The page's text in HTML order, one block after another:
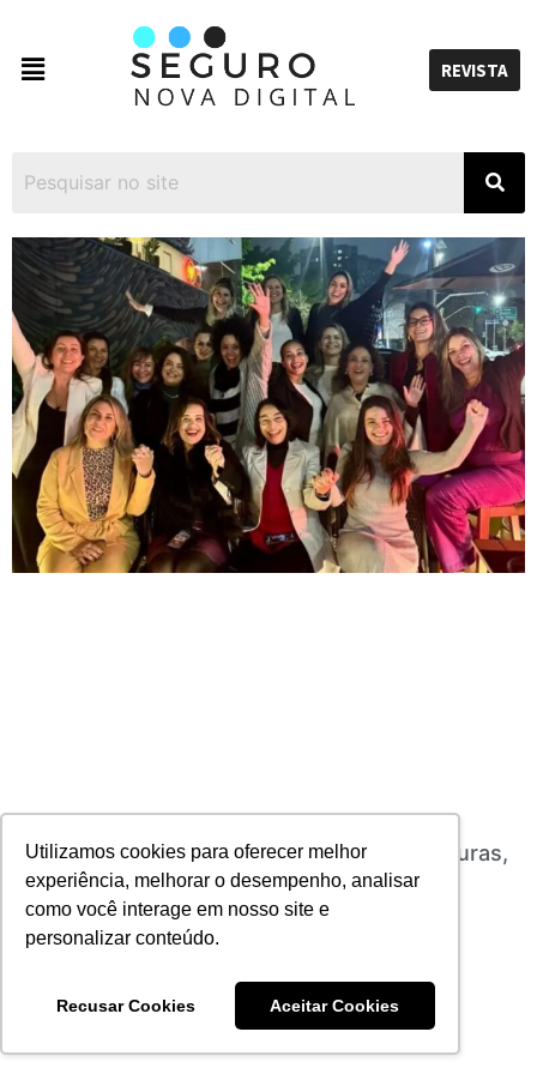
Utilizamos cookies para oferecer melhor
experiência, melhorar o desempenho, analisar
como você interage em nosso site e
personalizar conteúdo.
Recusar Cookies Aceitar Cookies
REVISTA
Saiba como se inscrever no Conexões Seguras,
evento que promove rede de apoio para
mulheres do setor
Nenhum comentário